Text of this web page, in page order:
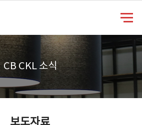
CB CKL 소식
보도자료